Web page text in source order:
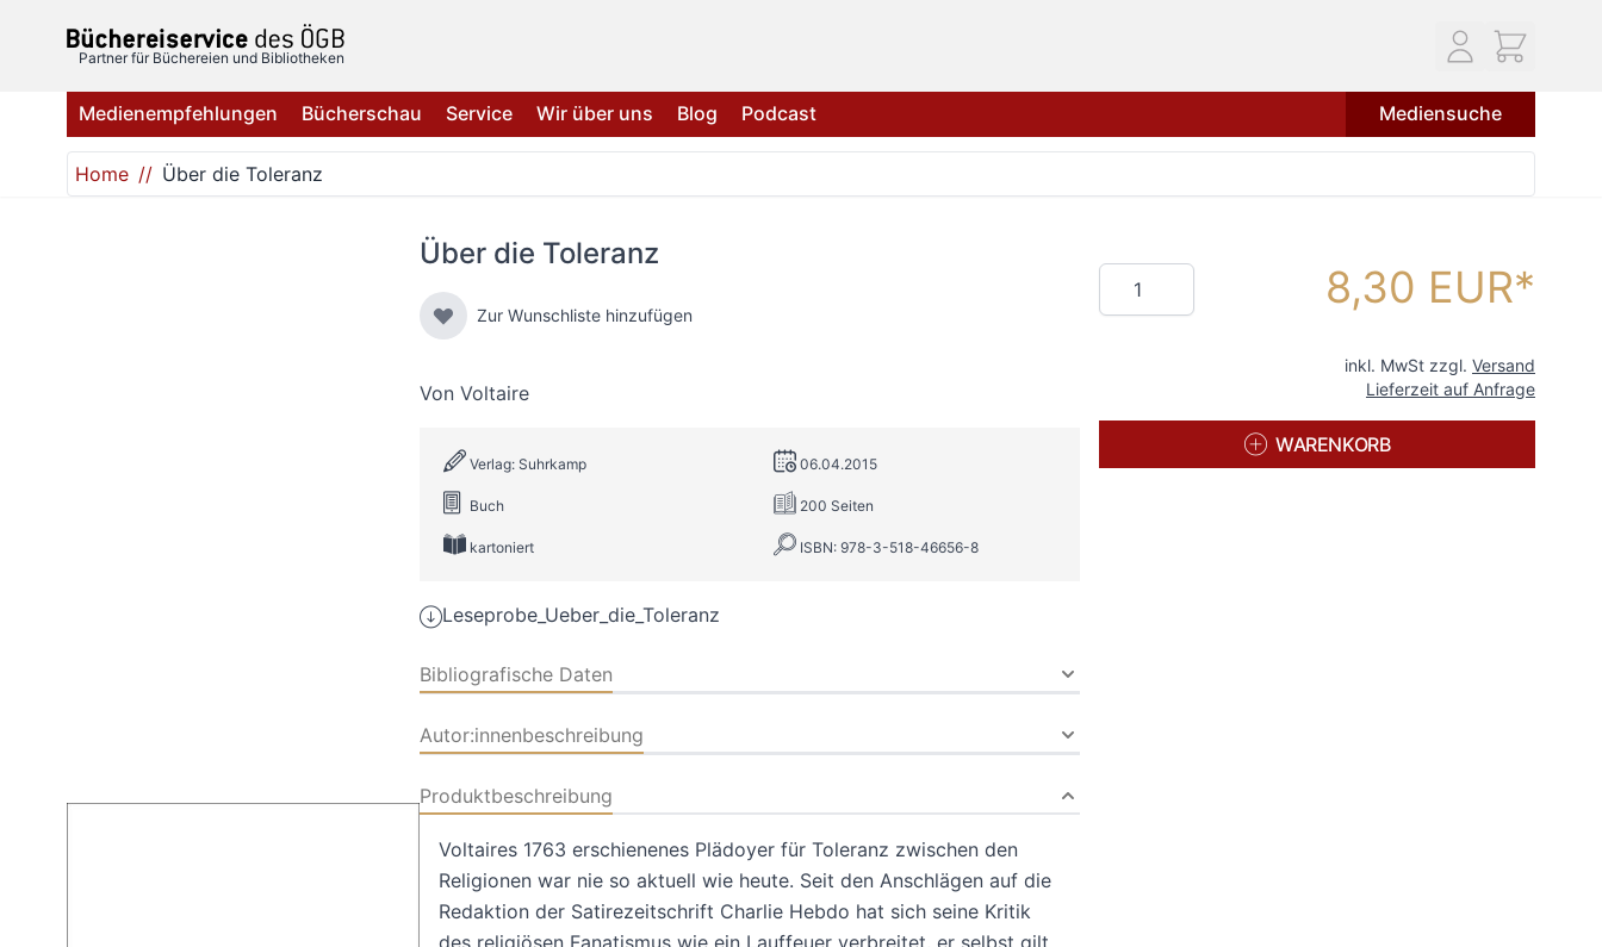
Partner für Büchereien und Bibliotheken
Medienempfehlungen Bücherschau Service Wir über uns Blog Podcast Mediensuche
Home Über die Toleranz
Über die Toleranz
Zur Wunschliste hinzufügen
Von Voltaire
Verlag: Suhrkamp 06.04.2015
Buch 200 Seiten
kartoniert ISBN: 978-3-518-46656-8
Leseprobe_Ueber_die_Toleranz
Bibliografische Daten
Autor:innenbeschreibung
Produktbeschreibung
Voltaires 1763 erschienenes Plädoyer für Toleranz zwischen den
Religionen war nie so aktuell wie heute. Seit den Anschlägen auf die
Redaktion der Satirezeitschrift Charlie Hebdo hat sich seine Kritik
des religiösen Fanatismus wie ein Lauffeuer verbreitet, er selbst gilt
Menge 8,30 EUR
inkl. MwSt zzgl. Versand
Lieferzeit auf Anfrage
WARENKORB